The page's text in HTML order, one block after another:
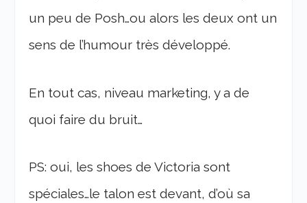
un peu de Posh…ou alors les deux ont un
sens de l’humour très développé.
En tout cas, niveau marketing, y a de
quoi faire du bruit…
PS: oui, les shoes de Victoria sont
spéciales…le talon est devant, d’où sa